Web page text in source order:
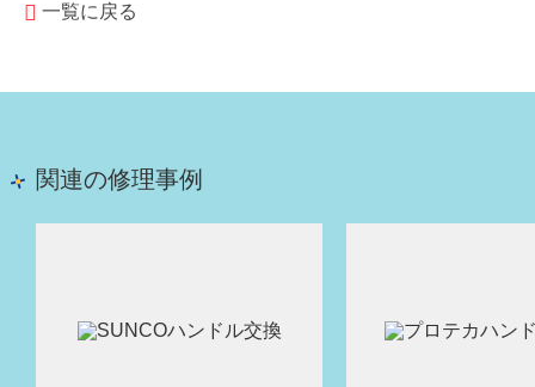
一覧に戻る
関連の修理事例